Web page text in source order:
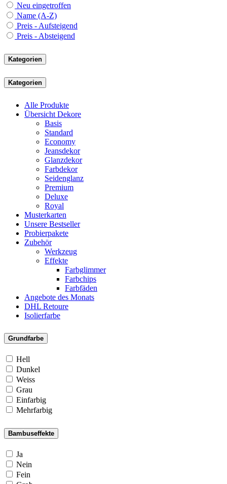
Neu eingetroffen
Name (A-Z)
Preis - Aufsteigend
Preis - Absteigend
Kategorien
Kategorien
Alle Produkte
Übersicht Dekore
Basis
Standard
Economy
Jeansdekor
Glanzdekor
Farbdekor
Seidenglanz
Premium
Deluxe
Royal
Musterkarten
Unsere Bestseller
Probierpakete
Zubehör
Werkzeug
Effekte
Farbglimmer
Farbchips
Farbfäden
Angebote des Monats
DHL Retoure
Isolierfarbe
Grundfarbe
Hell
Dunkel
Weiss
Grau
Einfarbig
Mehrfarbig
Bambuseffekte
Ja
Nein
Fein